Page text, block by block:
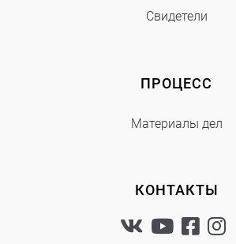
Свидетели
ПРОЦЕСС
Материалы дел
КОНТАКТЫ